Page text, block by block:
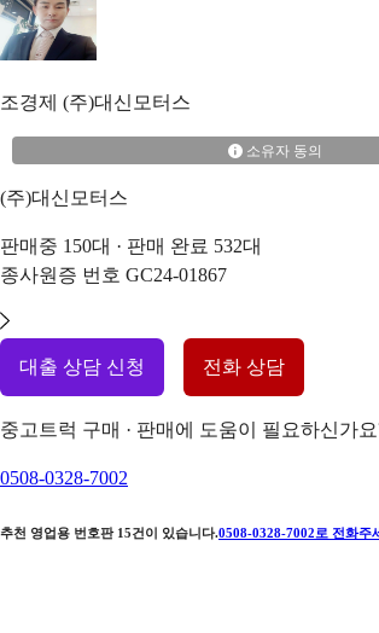
조경제 (주)대신모터스
소유자 동의
(주)대신모터스
판매중 150대 · 판매 완료 532대
종사원증 번호 GC24-01867
대출 상담 신청 전화 상담
중고트럭 구매 · 판매에 도움이 필요하신가요
0508-0328-7002
추천 영업용 번호판 15건이 있습니다.0508-0328-7002 로 전화주